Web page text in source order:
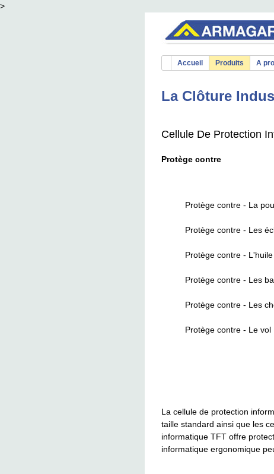
>
Accueil Produits A
La Clôture
Cellule De Protection
Protège contre
Protège contre - La
Protège contre - Les
Protège contre -
Protège contre - Les
Protège contre - Les
Protège contre - Le vol
La cellule de protection
taille standard ainsi que les
informatique TFT offre
informatique ergonomique